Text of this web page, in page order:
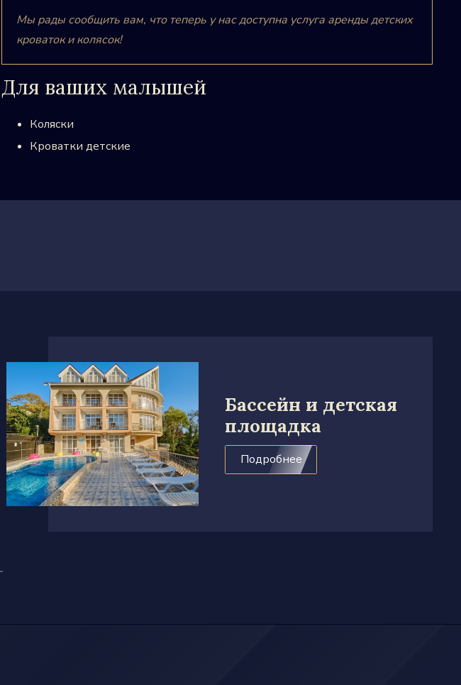
Мы рады сообщить вам, что теперь у нас доступна услуга аренды детских
кроваток и колясок!
Для ваших малышей
Коляски
Кроватки детские
Бассейн и детская
площадка
Подробнее